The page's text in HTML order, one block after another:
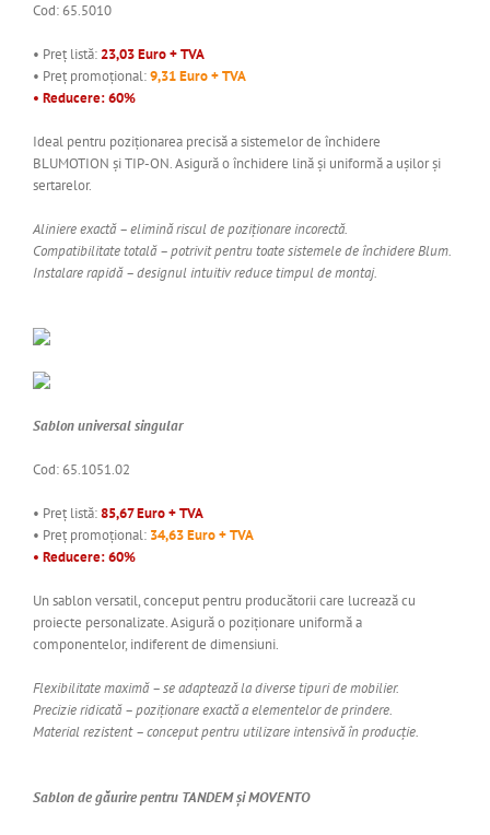
Cod: 65.5010
• Preț listă:23,03 Euro + TVA
• Preț promoțional:9,31 Euro + TVA
• Reducere: 60%
Ideal pentru poziționarea precisă a sistemelor de închidere
BLUMOTION și TIP-ON. Asigură o închidere lină și uniformă a ușilor și
sertarelor.
Aliniere exactă – elimină riscul de poziționare incorectă.
Compatibilitate totală – potrivit pentru toate sistemele de închidere Blum.
Instalare rapidă – designul intuitiv reduce timpul de montaj.
Sablon universal singular
Cod: 65.1051.02
• Preț listă:85,67 Euro + TVA
• Preț promoțional: 34,63 Euro + TVA
• Reducere: 60%
Un sablon versatil, conceput pentru producătorii care lucrează cu
proiecte personalizate. Asigură o poziționare uniformă a
componentelor, indiferent de dimensiuni.
Flexibilitate maximă – se adaptează la diverse tipuri de mobilier.
Precizie ridicată – poziționare exactă a elementelor de prindere.
Material rezistent – conceput pentru utilizare intensivă în producție.
Sablon de găurire pentru TANDEM și MOVENTO